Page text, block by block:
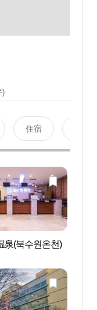
)
住宿
泉(북수원온천)